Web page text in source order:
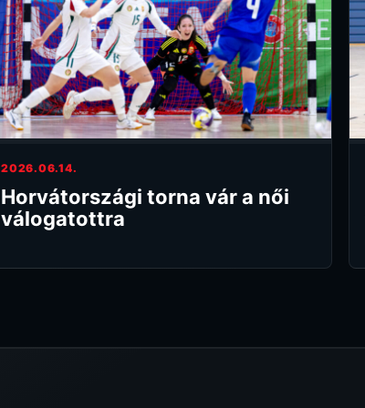
2026.06.14.
Horvátországi torna vár a női
válogatottra